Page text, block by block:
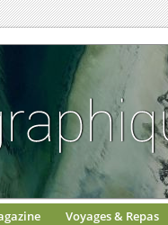
Voyages & Repas